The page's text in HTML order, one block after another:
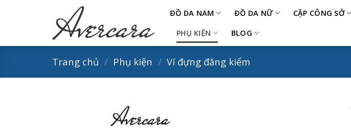
ĐỒ DA NAM ĐỒ DA NỮ CẶP CÔNG SỞ
PHỤ KIỆN BLOG
Trang chủ / Phụ kiện / Ví đựng đăng kiểm